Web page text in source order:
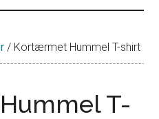
/ Kortærmet Hummel T-shirt
T-